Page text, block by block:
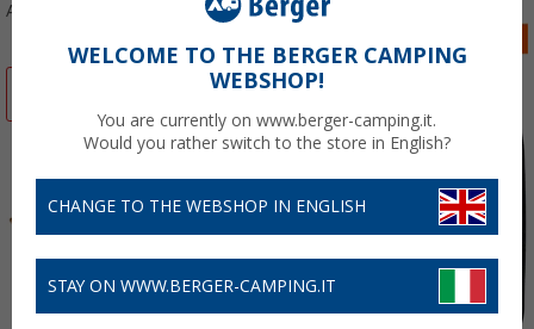
Articolo n: 644750
WELCOME TO THE BERGER CAMPING
WEBSHOP!
You are currently on www.berger-camping.it.
Would you rather switch to the store in English?
CHANGE TO THE WEBSHOP IN ENGLISH
STAY ON WWW.BERGER-CAMPING.IT